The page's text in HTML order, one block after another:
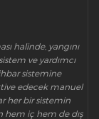
halinde, yangını
ve yardımcı
sistemine
edecek manuel
her bir sistemin
hem iç hem de dış